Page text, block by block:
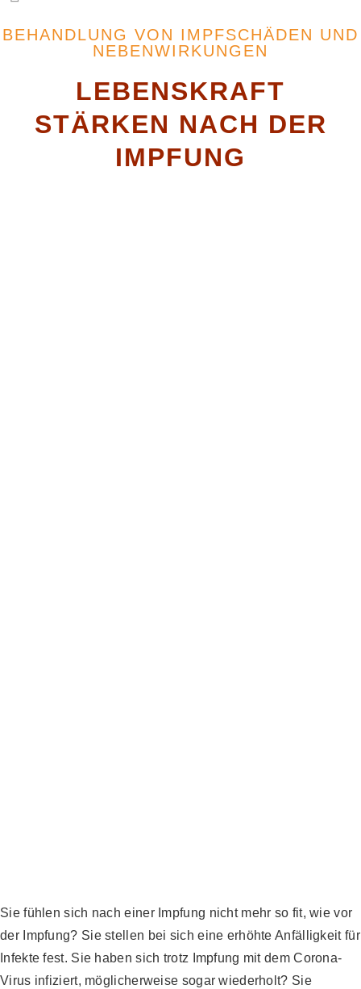
BEHANDLUNG VON IMPFSCHÄDEN UND
NEBENWIRKUNGEN
LEBENSKRAFT
STÄRKEN NACH DER
IMPFUNG
Sie fühlen sich nach einer Impfung nicht mehr so fit, wie vor
der Impfung? Sie stellen bei sich eine erhöhte Anfälligkeit für
Infekte fest. Sie haben sich trotz Impfung mit dem Corona-
Virus infiziert, möglicherweise sogar wiederholt? Sie